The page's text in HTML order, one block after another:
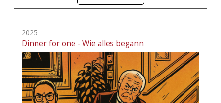
2025
Dinner for one - Wie alles begann